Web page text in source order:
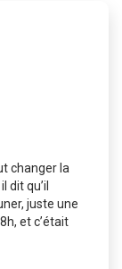
changer la
dit qu’il
juste une
et c’était